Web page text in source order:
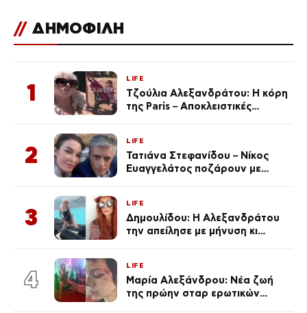
// ΔΗΜΟΦΙΛΗ
1
LIFE
Τζούλια Αλεξανδράτου: Η κόρη
της Paris – Αποκλειστικές
2
LIFE
Τατιάνα Στεφανίδου – Νίκος
Ευαγγελάτος ποζάρουν με
3
LIFE
Δημουλίδου: Η Αλεξανδράτου
την απείλησε με μήνυση κι
ποια είσαι σοκαρίστικα»
4
LIFE
Μαρία Αλεξάνδρου: Νέα ζωή
της πρώην σταρ ερωτικών